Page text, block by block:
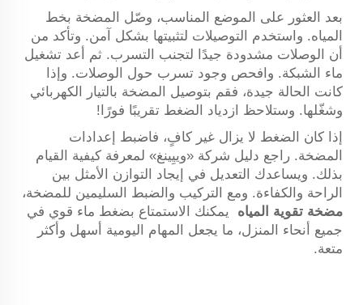
بعد العثور على الموضع المناسب، وصّل المضخة بخط
المياه. واستخدم التوصيلات لتثبيتها بشكل آمن. وتأكد من
أن الوصلات مشدودة جيدًا لتجنب التسرب. ثم أعد تشغيل
ماء الشبكة. وافحص وجود تسرب حول الوصلات. وإذا
كانت الحالة جيدة، فقم بتوصيل المضخة بالتيار الكهربائي
وشغّلها. وستلاحظ ازدياد الضغط تقريبًا فورًا!
إذا كان الضغط لا يزال غير كافٍ، فاضبط إعدادات
المضخة. راجع دليل شركة «وييِينغ» لمعرفة كيفية القيام
بذلك. ويساعدك التعديل في إيجاد التوازن الأمثل بين
الراحة والكفاءة. ومع التركيب والضبط السليمين للمضخة،
مضخة تقوية المياه
يمكنك الاستمتاع بضغط ماء قوي في
جميع أنحاء المنزل، ما يجعل المهام اليومية أسهل وأكثر
متعة.